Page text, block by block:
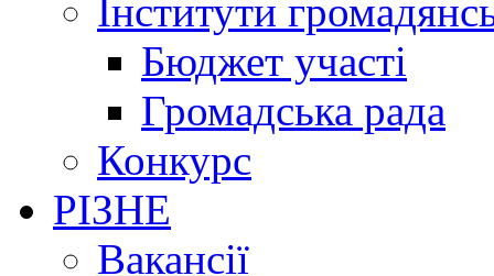
Інститути
Бюджет участі
Громадська рада
Конкурс
РІЗНЕ
Вакансії